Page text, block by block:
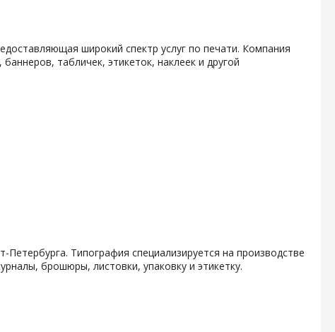
широкий спектр услуг по печати. Компания
табличек, этикеток, наклеек и другой
Типография специализируется на производстве
брошюры, листовки, упаковку и этикетку.